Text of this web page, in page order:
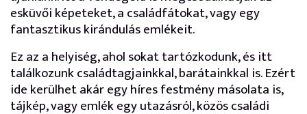
esküvői képeteket, a családfátokat, vagy egy
fantasztikus kirándulás emlékeit.
Ez az a helyiség, ahol sokat tartózkodunk, és itt
találkozunk családtagjainkkal, barátainkkal is. Ezért
ide kerülhet akár egy híres festmény másolata is,
tájkép, vagy emlék egy utazásról, közös családi